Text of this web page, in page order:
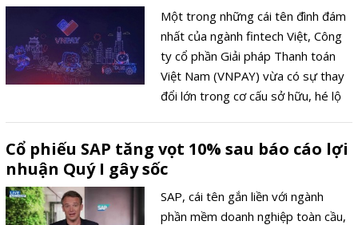
Một trong những cái tên đình đám
nhất của ngành fintech Việt, Công
ty cổ phần Giải pháp Thanh toán
Việt Nam (VNPAY) vừa có sự thay
đổi lớn trong cơ cấu sở hữu, hé lộ
Cổ phiếu SAP tăng vọt 10% sau báo cáo lợi
nhuận Quý I gây sốc
SAP, cái tên gắn liền với ngành
phần mềm doanh nghiệp toàn cầu,